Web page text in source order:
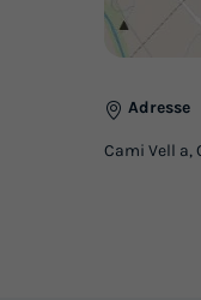
Adresse
Cami Vell a,